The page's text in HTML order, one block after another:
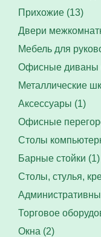
Прихожие (13)
Двери
Мебель для
Офисные диваны
Металлические
Аксессуары (1)
Офисные
Столы
Барные стойки (1)
Столы, стулья,
Торговое
Окна (2)